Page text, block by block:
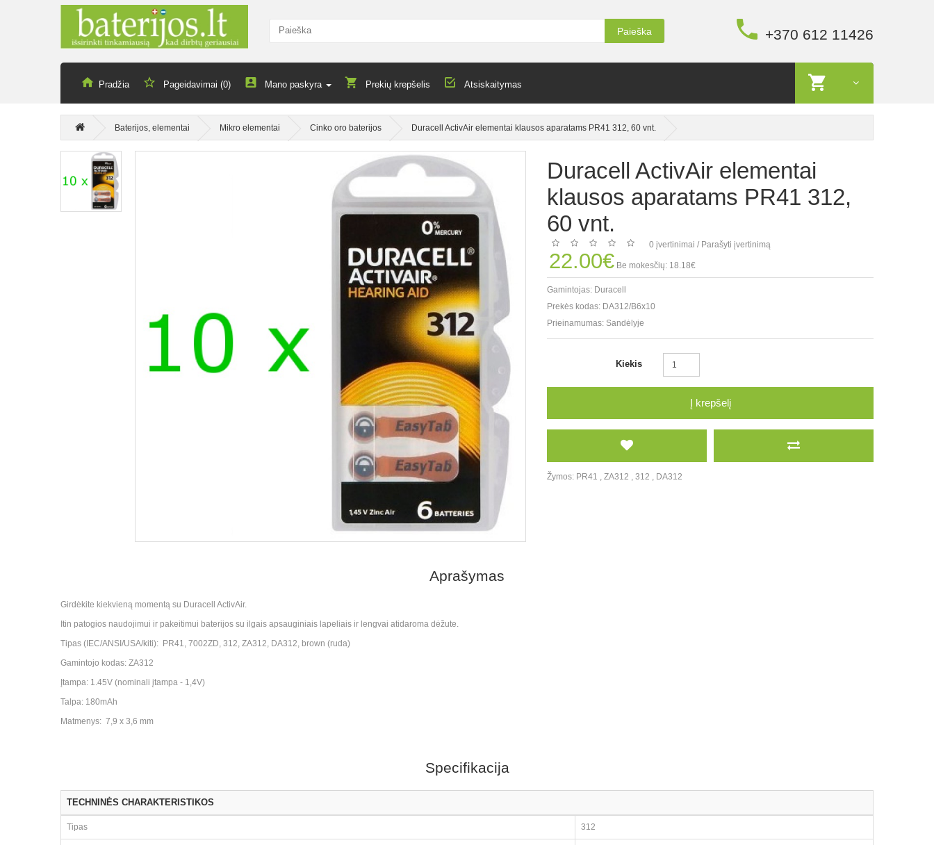
Paieška +370 612 11426
Pradžia Pageidavimai (0) Mano paskyra Prekių krepšelis Atsiskaitymas
Baterijos, elementai Mikro elementai Cinko oro baterijos Duracell ActivAir elementai klausos aparatams PR41 312, 60 vnt.
Duracell ActivAir elementai
klausos aparatams PR41 312,
60 vnt.
0 įvertinimai / Parašyti įvertinimą
22.00€ Be mokesčių: 18.18€
Gamintojas: Duracell
Prekės kodas: DA312/B6x10
Prieinamumas: Sandėlyje
Kiekis
Į krepšelį
Žymos: PR41 , ZA312 , 312 , DA312
Aprašymas
Girdėkite kiekvieną momentą su Duracell ActivAir.
Itin patogios naudojimui ir pakeitimui baterijos su ilgais apsauginiais lapeliais ir lengvai atidaroma dėžute.
Tipas (IEC/ANSI/USA/kiti): PR41, 7002ZD, 312, ZA312, DA312, brown (ruda)
Gamintojo kodas: ZA312
Įtampa: 1.45V (nominali įtampa - 1,4V)
Talpa: 180mAh
Matmenys: 7,9 x 3,6 mm
Specifikacija
TECHNINĖS CHARAKTERISTIKOS
Tipas 312